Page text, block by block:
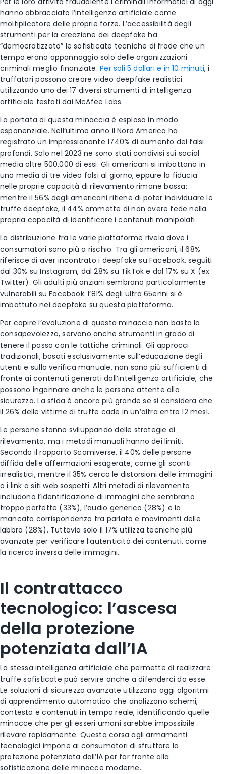
hanno abbracciato l’intelligenza artificiale come
moltiplicatore delle proprie forze. L’accessibilità degli
strumenti per la creazione dei deepfake ha
“democratizzato” le sofisticate tecniche di frode che un
tempo erano appannaggio solo delle organizzazioni
criminali meglio finanziate.Per soli 5 dollari e in 10 minuti, i
truffatori possono creare video deepfake realistici
utilizzando uno dei 17 diversi strumenti di intelligenza
artificiale testati dai McAfee Labs.
La portata di questa minaccia è esplosa in modo
esponenziale. Nell’ultimo anno il Nord America ha
registrato un impressionante 1740% di aumento dei falsi
profondi. Solo nel 2023 ne sono stati condivisi sui social
media oltre 500.000 di essi. Gli americani si imbattono in
una media di tre video falsi al giorno, eppure la fiducia
nelle proprie capacità di rilevamento rimane bassa:
mentre il 56% degli americani ritiene di poter individuare le
truffe deepfake, il 44% ammette di non avere fede nella
propria capacità di identificare i contenuti manipolati.
La distribuzione fra le varie piattaforme rivela dove i
consumatori sono più a rischio. Tra gli americani, il 68%
riferisce di aver incontrato i deepfake su Facebook, seguiti
dal 30% su Instagram, dal 28% su TikTok e dal 17% su X (ex
Twitter). Gli adulti più anziani sembrano particolarmente
vulnerabili su Facebook: l’81% degli ultra 65enni si è
imbattuto nei deepfake su questa piattaforma.
Per capire l’evoluzione di questa minaccia non basta la
consapevolezza, servono anche strumenti in grado di
tenere il passo con le tattiche criminali. Gli approcci
tradizionali, basati esclusivamente sull’educazione degli
utenti e sulla verifica manuale, non sono più sufficienti di
fronte ai contenuti generati dall’intelligenza artificiale, che
possono ingannare anche le persone attente alla
sicurezza. La sfida è ancora più grande se si considera che
il 26% delle vittime di truffe cade in un’altra entro 12 mesi.
Le persone stanno sviluppando delle strategie di
rilevamento, ma i metodi manuali hanno dei limiti.
Secondo il rapporto Scamiverse, il 40% delle persone
diffida delle affermazioni esagerate, come gli sconti
irrealistici, mentre il 35% cerca le distorsioni delle immagini
o i link a siti web sospetti. Altri metodi di rilevamento
includono l’identificazione di immagini che sembrano
troppo perfette (33%), l’audio generico (28%) e la
mancata corrispondenza tra parlato e movimenti delle
labbra (28%). Tuttavia solo il 17% utilizza tecniche più
avanzate per verificare l’autenticità dei contenuti, come
la ricerca inversa delle immagini.
Il contrattacco
tecnologico: l’ascesa
della protezione
potenziata dall’IA
La stessa intelligenza artificiale che permette di realizzare
truffe sofisticate può servire anche a difenderci da esse.
Le soluzioni di sicurezza avanzate utilizzano oggi algoritmi
di apprendimento automatico che analizzano schemi,
contesto e contenuti in tempo reale, identificando quelle
minacce che per gli esseri umani sarebbe impossibile
rilevare rapidamente. Questa corsa agli armamenti
tecnologici impone ai consumatori di sfruttare la
protezione potenziata dall’IA per far fronte alla
sofisticazione delle minacce moderne.